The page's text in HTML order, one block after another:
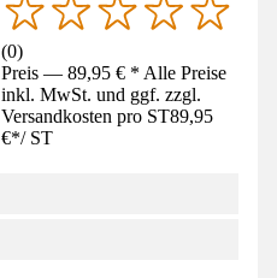
(0)
Preis — 89,95 € * Alle Preise
inkl. MwSt. und ggf. zzgl.
Versandkosten pro ST89,95
€*/ ST